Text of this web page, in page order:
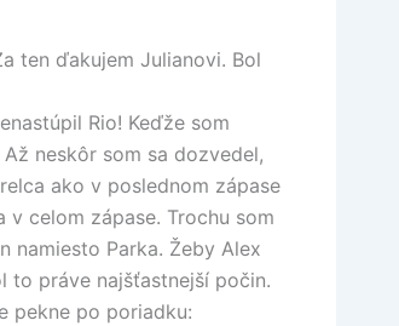
ten ďakujem Julianovi. Bol
Rio! Keďže som
neskôr som sa dozvedel,
ako v poslednom zápase
celom zápase. Trochu som
namiesto Parka. Žeby Alex
to práve najšťastnejší počin.
pekne po poriadku: